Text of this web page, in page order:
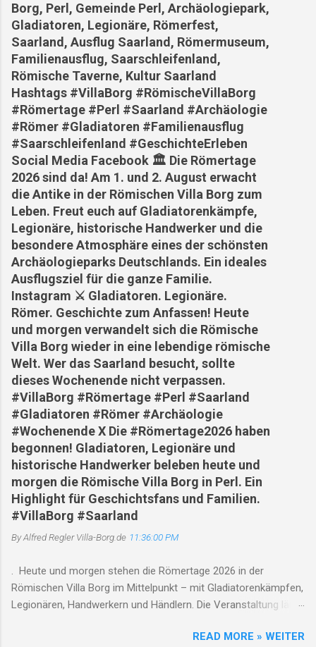
Borg, Perl, Gemeinde Perl, Archäologiepark,
Gladiatoren, Legionäre, Römerfest,
Saarland, Ausflug Saarland, Römermuseum,
Familienausflug, Saarschleifenland,
Römische Taverne, Kultur Saarland
Hashtags #VillaBorg #RömischeVillaBorg
#Römertage #Perl #Saarland #Archäologie
#Römer #Gladiatoren #Familienausflug
#Saarschleifenland #GeschichteErleben
Social Media Facebook 🏛️ Die Römertage
2026 sind da! Am 1. und 2. August erwacht
die Antike in der Römischen Villa Borg zum
Leben. Freut euch auf Gladiatorenkämpfe,
Legionäre, historische Handwerker und die
besondere Atmosphäre eines der schönsten
Archäologieparks Deutschlands. Ein ideales
Ausflugsziel für die ganze Familie.
Instagram ⚔️ Gladiatoren. Legionäre.
Römer. Geschichte zum Anfassen! Heute
und morgen verwandelt sich die Römische
Villa Borg wieder in eine lebendige römische
Welt. Wer das Saarland besucht, sollte
dieses Wochenende nicht verpassen.
#VillaBorg #Römertage #Perl #Saarland
#Gladiatoren #Römer #Archäologie
#Wochenende X Die #Römertage2026 haben
begonnen! Gladiatoren, Legionäre und
historische Handwerker beleben heute und
morgen die Römische Villa Borg in Perl. Ein
Highlight für Geschichtsfans und Familien.
#VillaBorg #Saarland
By Alfred ReglerVilla-Borg.de 11:36:00 PM
. Heute und morgen stehen die Römertage 2026 in der
Römischen Villa Borg im Mittelpunkt – mit Gladiatorenkämpfen,
Legionären, Handwerkern und Händlern. Die Veranstaltung läuft
und 17 Uhr statt. Gleichzeitig weist die Villa auf den saisonalen
READ MORE » WEITER